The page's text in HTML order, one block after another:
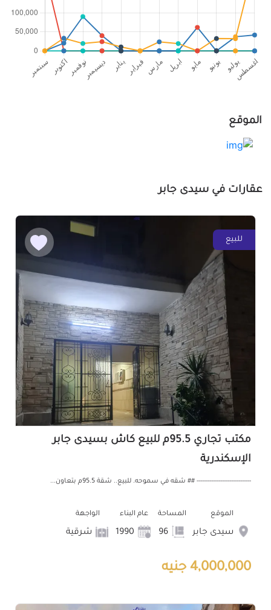
الموقع
عقارات في سيدى جابر
للبيع
مكتب تجاري 95.5م للبيع كاش بسيدى جابر
الإسكندرية
------------------------------ ## شقه في سموحه. للبيع.. شقة 95.5م بتعاون...
الموقع
سيدى جابر
المساحة عام البناء الواجهة
شرقية
4,000,000 جنيه